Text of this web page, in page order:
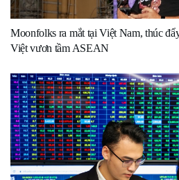
Moonfolks ra mắt tại Việt Nam, thúc
Việt vươn tầm ASEAN